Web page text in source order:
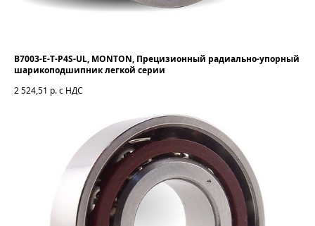
B7003-E-T-P4S-UL, MONTON, Прецизионный радиально-упорный
шарикоподшипник легкой серии
2 524,51 р. с НДС